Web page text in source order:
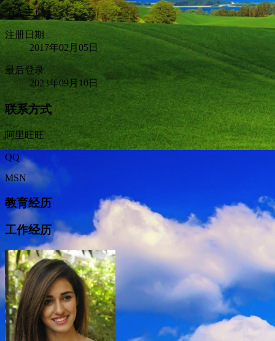
个人主页
注册日期
2017年02月05日
最后登录
2023年09月10日
联系方式
阿里旺旺
QQ
MSN
教育经历
工作经历